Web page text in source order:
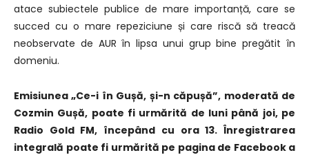
atace subiectele publice de mare importanță, care se
succed cu o mare repeziciune și care riscă să treacă
neobservate de AUR în lipsa unui grup bine pregătit în
domeniu.
Emisiunea „Ce-i în Gușă, și-n căpușă”, moderată de
Cozmin Gușă, poate fi urmărită de luni până joi, pe
Radio Gold FM, începând cu ora 13. Înregistrarea
integrală poate fi urmărită pe pagina de Facebook a